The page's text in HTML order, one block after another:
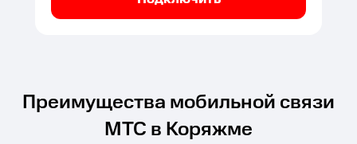
Преимущества мобильной связи
МТС в Коряжме